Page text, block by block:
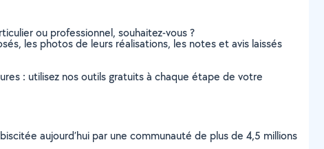
ou professionnel, souhaitez-vous ?
les photos de leurs réalisations, les notes et avis laissés
: utilisez nos outils gratuits à chaque étape de votre
aujourd’hui par une communauté de plus de 4,5 millions